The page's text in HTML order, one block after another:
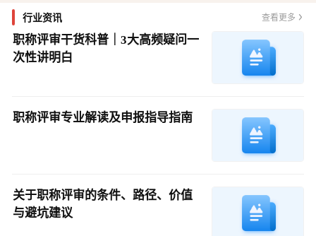
行业资讯 查看更多
职称评审干货科普｜3大高频疑问一
次性讲明白
职称评审专业解读及申报指导指南
关于职称评审的条件、路径、价值
与避坑建议